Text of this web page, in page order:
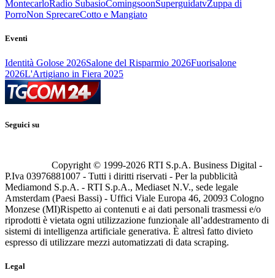
MontecarloRadio SubasioComingsoonSuperguidatvZuppa di
PorroNon SprecareCotto e Mangiato
Eventi
Identità Golose 2026Salone del Risparmio 2026Fuorisalone
2026L'Artigiano in Fiera 2025
Seguici su
Copyright © 1999-2026 RTI S.p.A. Business Digital -
P.Iva 03976881007 - Tutti i diritti riservati - Per la pubblicità
Mediamond S.p.A. - RTI S.p.A., Mediaset N.V., sede legale
Amsterdam (Paesi Bassi) - Uffici Viale Europa 46, 20093 Cologno
Monzese (MI)Rispetto ai contenuti e ai dati personali trasmessi e/o
riprodotti è vietata ogni utilizzazione funzionale all’addestramento di
sistemi di intelligenza artificiale generativa. È altresì fatto divieto
espresso di utilizzare mezzi automatizzati di data scraping.
Legal